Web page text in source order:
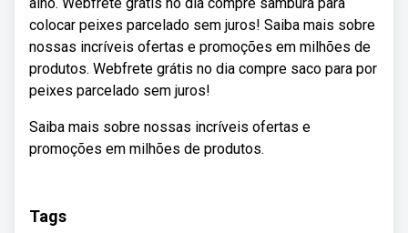
colocar peixes parcelado sem juros! Saiba mais sobre
nossas incríveis ofertas e promoções em milhões de
produtos. Webfrete grátis no dia compre saco para por
peixes parcelado sem juros!
Saiba mais sobre nossas incríveis ofertas e
promoções em milhões de produtos.
Tags